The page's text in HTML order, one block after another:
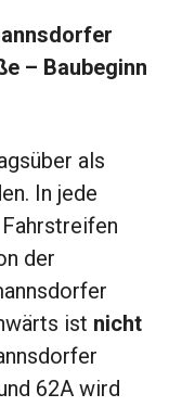
– Baubeginn
als
In jede
der
ist nicht
62A wird